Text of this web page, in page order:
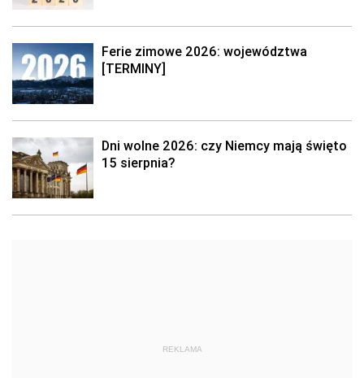
Ferie zimowe 2026: województwa
[TERMINY]
Dni wolne 2026: czy Niemcy mają święto
15 sierpnia?
REKLAMA